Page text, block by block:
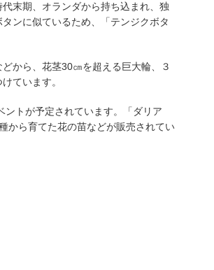
末期、オランダから持ち込まれ、独
ンに似ているため、「テンジクボタ
から、花茎30㎝を超える巨大輪、３
ています。
トが予定されています。「ダリア
から育てた花の苗などが販売されてい